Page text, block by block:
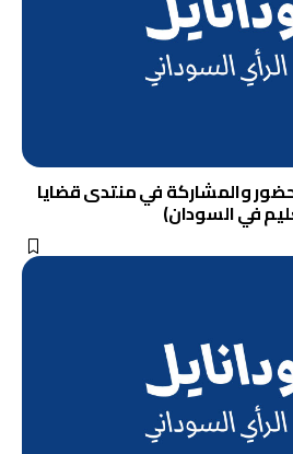
والمشاركة في منتدى قضايا
في السودان)